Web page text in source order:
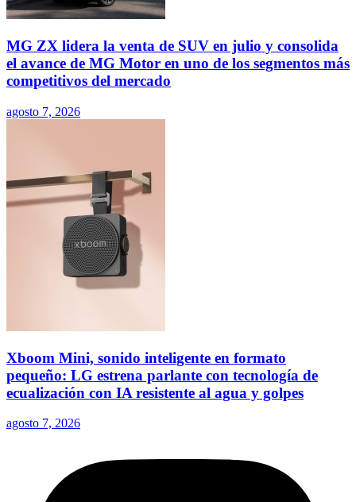
MG ZX lidera la venta de SUV en julio y consolida
el avance de MG Motor en uno de los segmentos más
competitivos del mercado
agosto 7, 2026
Xboom Mini, sonido inteligente en formato
pequeño: LG estrena parlante con tecnología de
ecualización con IA resistente al agua y golpes
agosto 7, 2026